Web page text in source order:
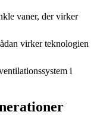
vaner, der virker
virker teknologien
i